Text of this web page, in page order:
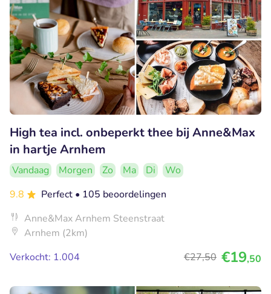
High tea incl. onbeperkt thee bij Anne&Max
in hartje Arnhem
Vandaag Morgen Zo Ma Di
Wo
9.8
Perfect • 105 beoordelingen
Anne&Max Arnhem Steenstraat
Arnhem (2km)
Verkocht: 1.004
€27,50 €19,50